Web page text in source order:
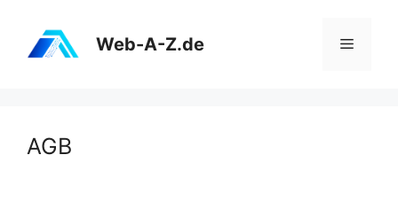
Inhalt
springen
Web-A-Z.de Menü
AGB